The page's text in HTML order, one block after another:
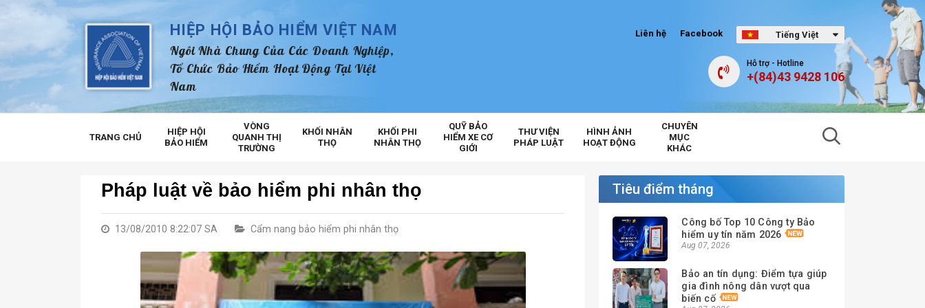
HIỆP HỘI BẢO HIỂM VIỆT NAM
Ngôi Nhà Chung Của Các Doanh Nghiệp,
Tổ Chức Bảo Hiểm Hoạt Động Tại Việt
Nam
Tiếng Việt
Facebook
Liên hệ
Hỗ trợ - Hotline
+(84)43 9428 106
TRANG CHỦ
HIỆP HỘI
BẢO HIỂM
VÒNG
QUANH THỊ
TRƯỜNG
KHỐI NHÂN
THỌ
KHỐI PHI
NHÂN THỌ
QUỸ BẢO
HIỂM XE CƠ
GIỚI
THƯ VIỆN
PHÁP LUẬT
HÌNH ẢNH
HOẠT ĐỘNG
CHUYÊN
MỤC
KHÁC
Pháp luật về bảo hiểm phi nhân thọ
13/08/2010 8:22:07 SA Cẩm nang bảo hiểm phi nhân thọ
Tiêu điểm tháng
Công bố Top 10 Công ty Bảo
hiểm uy tín năm 2026
Aug 07, 2026
Bảo an tín dụng: Điểm tựa giúp
gia đình nông dân vượt qua
biến cố